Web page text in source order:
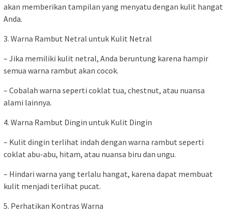
akan memberikan tampilan yang menyatu dengan kulit hangat
Anda.
3. Warna Rambut Netral untuk Kulit Netral
– Jika memiliki kulit netral, Anda beruntung karena hampir
semua warna rambut akan cocok.
– Cobalah warna seperti coklat tua, chestnut, atau nuansa
alami lainnya.
4. Warna Rambut Dingin untuk Kulit Dingin
– Kulit dingin terlihat indah dengan warna rambut seperti
coklat abu-abu, hitam, atau nuansa biru dan ungu.
– Hindari warna yang terlalu hangat, karena dapat membuat
kulit menjadi terlihat pucat.
5. Perhatikan Kontras Warna